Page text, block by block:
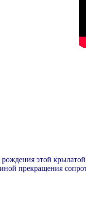
рождения этой
прекращения